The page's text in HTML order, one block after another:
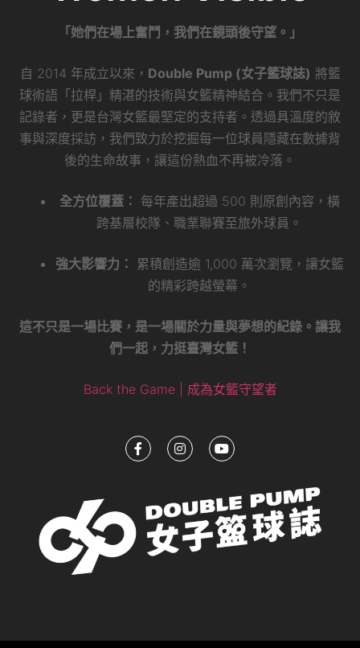
「她們在場上奮鬥，我們在鏡頭後守望。」
自 2014 年成立以來， Double Pump (女子籃球誌) 將籃
球術語「拉桿」精湛的技術與女籃精神結合。我們不只是
記錄者，更是台灣女籃最堅定的支持者。透過具溫度的敘
事與深度採訪，我們致力於挖掘每一位球員隱藏在數據背
後的生命故事，讓這份熱血不再被冷落。
全方位覆蓋： 每年產出超過 500 則原創內容，橫
跨基層校隊、職業聯賽至旅外球員。
強大影響力：
累積創造逾 1,000 萬次瀏覽，讓女籃
的精彩跨越螢幕。
這不只是一場比賽，是一場關於力量與夢想的紀錄。讓我
們一起，力挺臺灣女籃！
Back the Game | 成為女籃守望者